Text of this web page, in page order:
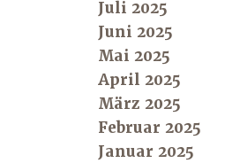
Juli 2025
Juni 2025
Mai 2025
April 2025
März 2025
Februar 2025
Januar 2025